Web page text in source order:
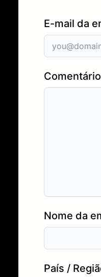
E-mail da
Nome da
País /